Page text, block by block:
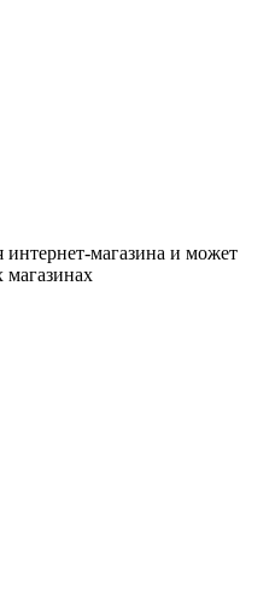
интернет-магазина и может
магазинах